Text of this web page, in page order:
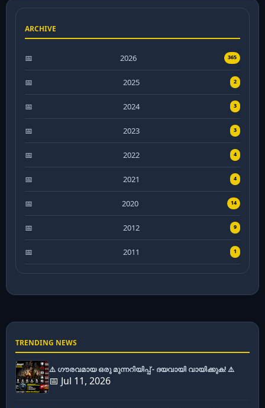
TRENDING NEWS
⚠️ ഗൗരവമായ ഒരു മുന്നറിയിപ്പ് - ദയവായി വായിക്കുക! ⚠️
📅 Jul 11, 2026
ARCHIVE
2026 365
2025 2
2024 3
2023 3
2022 4
2021 4
2020 14
2012 9
2011 1